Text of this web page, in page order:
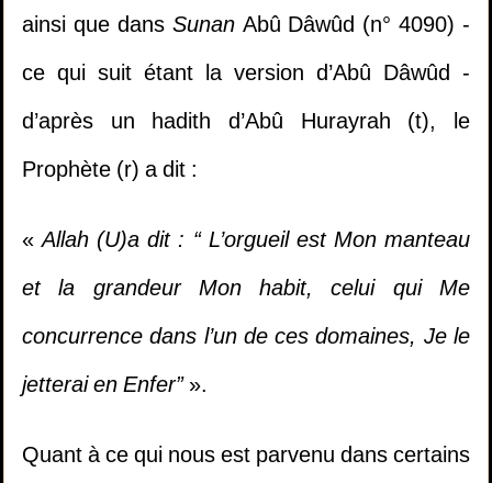
ainsi que dansSunanAbû Dâwûd (n° 4090) -
ce qui suit étant la version d’Abû Dâwûd -
d’après un hadith d’Abû Hurayrah (t), le
Prophète (r) a dit :
«Allah (U)a dit : “ L’orgueil est Mon manteau
et la grandeur Mon habit, celui qui Me
concurrence dans l’un de ces domaines, Je le
jetterai en Enfer”».
Quant à ce qui nous est parvenu dans certains